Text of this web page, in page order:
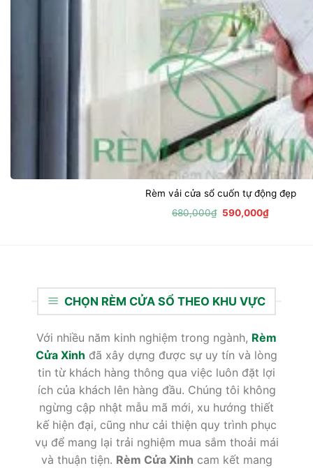
Rèm vải cửa sổ cuốn tự động đẹp
680,000₫ Giá
590,000₫Giá
CHỌN RÈM CỬA SỔ THEO KHU VỰC
Với nhiều năm kinh nghiệm trong ngành, Rèm
Cửa Xinh đã xây dựng được sự uy tín và lòng
tin từ khách hàng thông qua việc luôn đặt lợi
ích của khách lên hàng đầu. Chúng tôi không
ngừng cập nhật mẫu mã mới, xu hướng thiết
kế hiện đại, cũng như cải thiện quy trình phục
vụ để mang lại trải nghiệm mua sắm thoải mái
và thuận tiện. Rèm Cửa Xinh cam kết mang